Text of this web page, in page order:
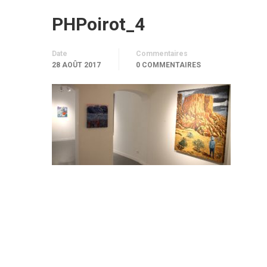
PHPoirot_4
Date
28 AOÛT 2017
Commentaires
0 COMMENTAIRES